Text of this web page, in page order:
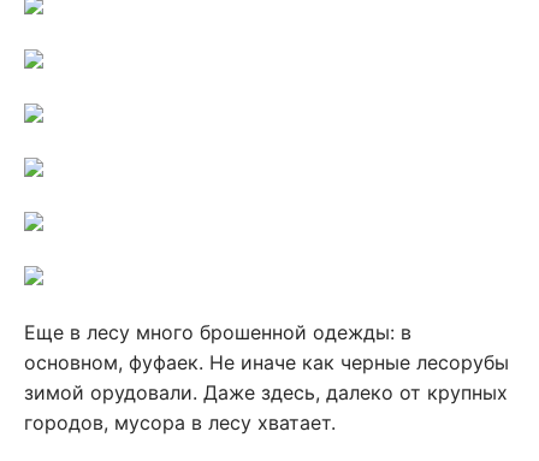
Еще в лесу много брошенной одежды: в
основном, фуфаек. Не иначе как черные лесорубы
зимой орудовали. Даже здесь, далеко от крупных
городов, мусора в лесу хватает.